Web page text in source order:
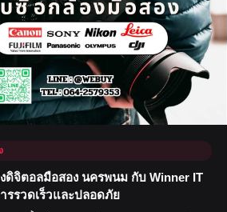
ดิจิตอลมือสอง นครพนม กับ Winner IT
รรวดเร็วและปลอดภัย